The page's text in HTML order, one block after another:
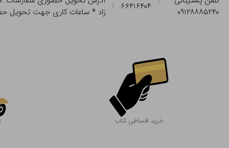
۰۹۱۲۸۸۸۵۲۴۰
۶۶۴۱۶۴۰۴
زاد * ساعات کاری جهت تحویل حضوری از فروشگاه
خرید اقساطی کتاب